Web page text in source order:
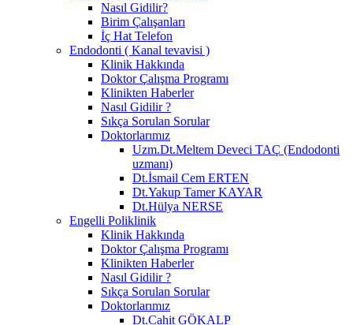
Nasıl Gidilir?
Birim Çalışanları
İç Hat Telefon
Endodonti ( Kanal tevavisi )
Klinik Hakkında
Doktor Çalışma Programı
Klinikten Haberler
Nasıl Gidilir ?
Sıkça Sorulan Sorular
Doktorlarımız
Uzm.Dt.Meltem Deveci TAÇ (Endodonti
uzmanı)
Dt.İsmail Cem ERTEN
Dt.Yakup Tamer KAYAR
Dt.Hülya NERSE
Engelli Poliklinik
Klinik Hakkında
Doktor Çalışma Programı
Klinikten Haberler
Nasıl Gidilir ?
Sıkça Sorulan Sorular
Doktorlarımız
Dt.Cahit GÖKALP